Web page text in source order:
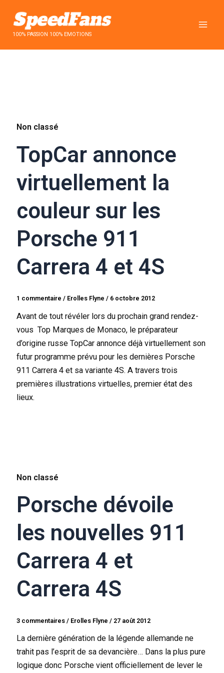
contenu100% PASSION 100% EMOTIONS
Non classé
TopCar annonce
virtuellement la
couleur sur les
Porsche 911
Carrera 4 et 4S
1 commentaire / Erolles Flyne/ 6 octobre 2012
Avant de tout révéler lors du prochain grand rendez-
vous Top Marques de Monaco, le préparateur
d’origine russe TopCar annonce déjà virtuellement son
futur programme prévu pour les dernières Porsche
911 Carrera 4 et sa variante 4S. A travers trois
premières illustrations virtuelles, premier état des
lieux.
Non classé
Porsche dévoile
les nouvelles 911
Carrera 4 et
Carrera 4S
3 commentaires / Erolles Flyne/ 27 août 2012
La dernière génération de la légende allemande ne
trahit pas l’esprit de sa devancière… Dans la plus pure
logique donc Porsche vient officiellement de lever le